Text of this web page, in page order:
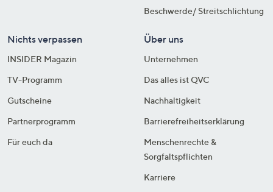
Beschwerde/ Streitschlichtung
Nichts verpassen
INSIDER Magazin
TV-Programm
Gutscheine
Partnerprogramm
Für euch da
Über uns
Unternehmen
Das alles ist QVC
Nachhaltigkeit
Barrierefreiheitserklärung
Menschenrechte &
Sorgfaltspflichten
Karriere